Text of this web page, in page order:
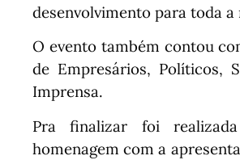
desenvolvimento para toda a
O evento também contou
de Empresários, Políticos,
Imprensa.
Pra finalizar foi
homenagem com a